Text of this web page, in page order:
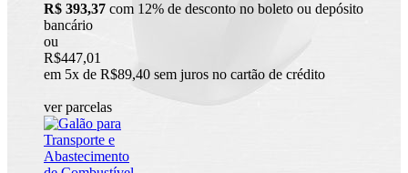
R$ 393,37 com 12% de desconto no boleto ou depósito
bancário
ou
R$447,01
em 5x de R$89,40 sem juros no cartão de crédito
ver parcelas